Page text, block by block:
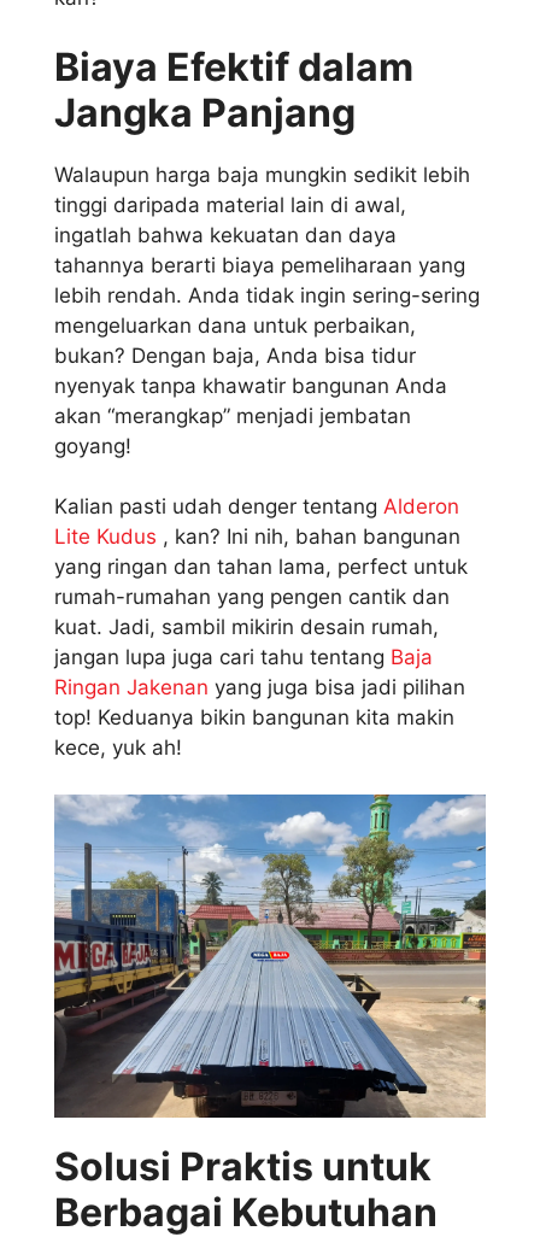
Biaya Efektif dalam
Jangka Panjang
Walaupun harga baja mungkin sedikit lebih
tinggi daripada material lain di awal,
ingatlah bahwa kekuatan dan daya
tahannya berarti biaya pemeliharaan yang
lebih rendah. Anda tidak ingin sering-sering
mengeluarkan dana untuk perbaikan,
bukan? Dengan baja, Anda bisa tidur
nyenyak tanpa khawatir bangunan Anda
akan “merangkap” menjadi jembatan
goyang!
Kalian pasti udah denger tentang Alderon
Lite Kudus , kan? Ini nih, bahan bangunan
yang ringan dan tahan lama, perfect untuk
rumah-rumahan yang pengen cantik dan
kuat. Jadi, sambil mikirin desain rumah,
jangan lupa juga cari tahu tentang Baja
Ringan Jakenan yang juga bisa jadi pilihan
top! Keduanya bikin bangunan kita makin
kece, yuk ah!
Solusi Praktis untuk
Berbagai Kebutuhan